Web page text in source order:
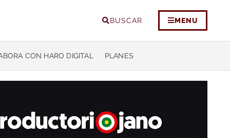
BUSCAR MENU
CON HARO DIGITAL PLANES